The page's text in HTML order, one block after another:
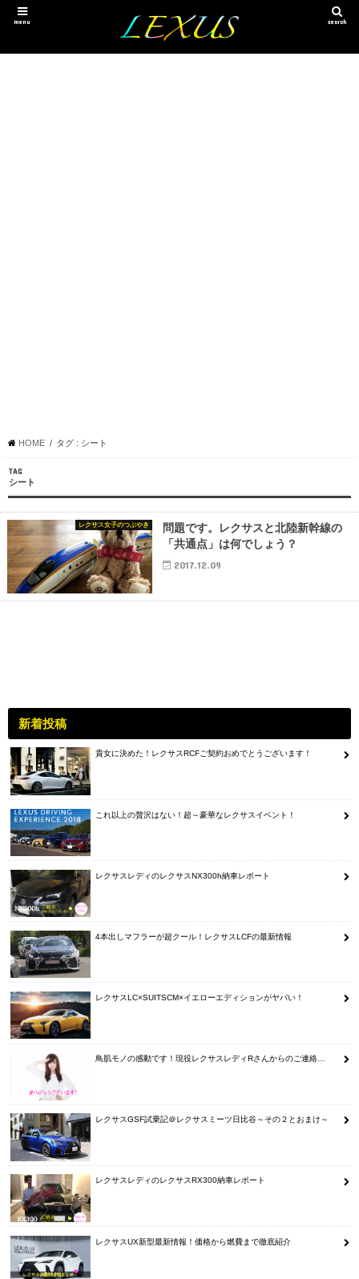
search
menu
HOME タグ : シート
TAG
シート
レクサス女子のつぶやき
問題です。レクサスと北陸新幹線の
「共通点」は何でしょう？
2017.12.09
新着投稿
貴女に決めた！レクサスRCFご契約おめでとうございます！
これ以上の贅沢はない！超～豪華なレクサスイベント！
レクサスレディのレクサスNX300h納車レポート
4本出しマフラーが超クール！レクサスLCFの最新情報
レクサスLC×SUITSCM×イエローエディションがヤバい！
鳥肌モノの感動です！現役レクサスレディRさんからのご連絡…
レクサスGSF試乗記＠レクサスミーツ日比谷～その２とおまけ～
レクサスレディのレクサスRX300納車レポート
レクサスUX新型最新情報！価格から燃費まで徹底紹介